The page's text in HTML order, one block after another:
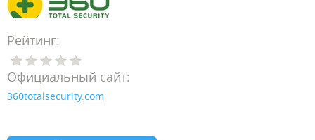
Рейтинг:
Официальный сайт:
360totalsecurity.com